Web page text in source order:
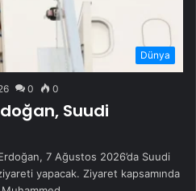
Dünya
0 0
Suudi
7 Ağustos 2026’da Suudi
yapacak. Ziyaret kapsamında